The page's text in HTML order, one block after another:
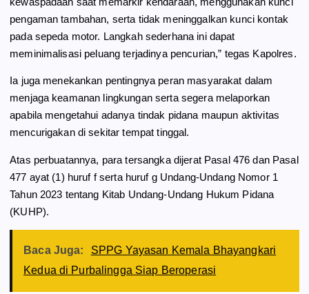
pengaman tambahan, serta tidak meninggalkan kunci kontak
pada sepeda motor. Langkah sederhana ini dapat
meminimalisasi peluang terjadinya pencurian,” tegas Kapolres.
Ia juga menekankan pentingnya peran masyarakat dalam
menjaga keamanan lingkungan serta segera melaporkan
apabila mengetahui adanya tindak pidana maupun aktivitas
mencurigakan di sekitar tempat tinggal.
Atas perbuatannya, para tersangka dijerat Pasal 476 dan Pasal
477 ayat (1) huruf f serta huruf g Undang-Undang Nomor 1
Tahun 2023 tentang Kitab Undang-Undang Hukum Pidana
(KUHP).
Baca Juga:
SPPG Yayasan Kemala Bhayangkari
Kedua di Purbalingga Siap Beroperasi